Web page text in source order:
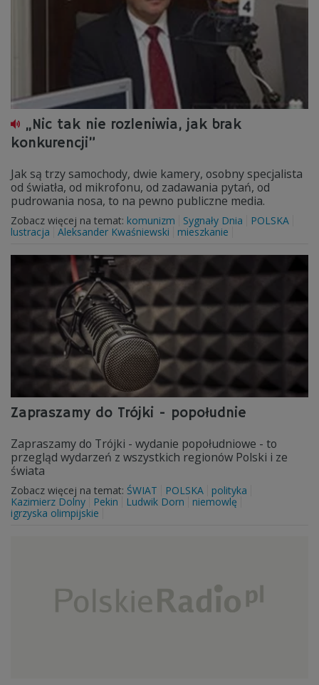
„Nic tak nie rozleniwia, jak brak
konkurencji”
Jak są trzy samochody, dwie kamery, osobny specjalista
od światła, od mikrofonu, od zadawania pytań, od
pudrowania nosa, to na pewno publiczne media.
Zobacz więcej na temat: komunizm Sygnały Dnia
POLSKA
lustracja
Aleksander Kwaśniewski mieszkanie
Zapraszamy do Trójki - popołudnie
Zapraszamy do Trójki - wydanie popołudniowe - to
przegląd wydarzeń z wszystkich regionów Polski i ze
świata
Zobacz więcej na temat: ŚWIAT POLSKA
polityka
Kazimierz Dolny
Pekin Ludwik Dorn
niemowlę
igrzyska olimpijskie